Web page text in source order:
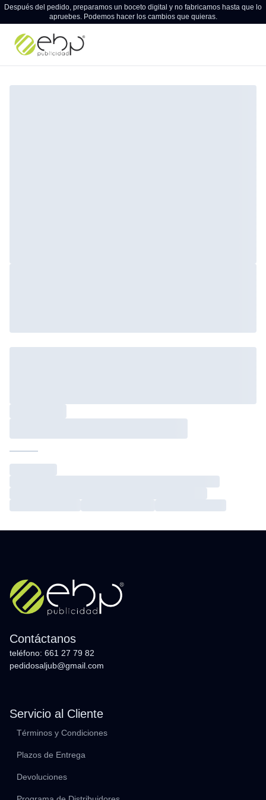
Después del pedido, preparamos un boceto digital y no fabricamos hasta que lo
apruebes. Podemos hacer los cambios que quieras.
Contáctanos
teléfono: 661 27 79 82
pedidosaljub@gmail.com
Servicio al Cliente
Términos y Condiciones
Plazos de Entrega
Devoluciones